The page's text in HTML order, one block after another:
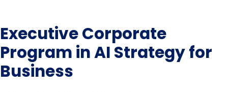
Executive Corporate
Program in AI Strategy for
Business